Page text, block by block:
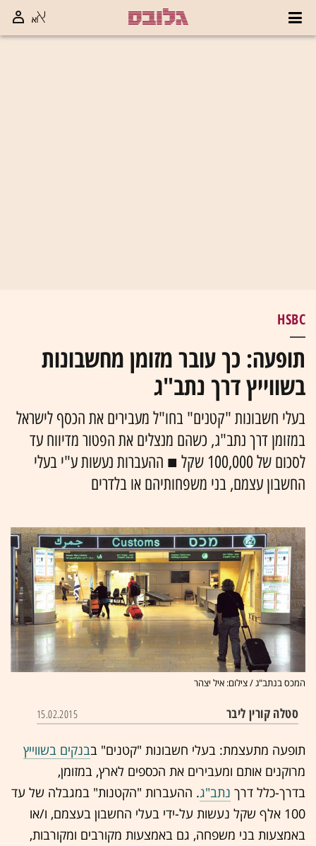
HSBC
תופעה: כך עובר מזומן מחשבונות
בשווייץ דרך נתב"ג
בעלי חשבונות "קטנים" בחו"ל מעבירים את הכסף לישראל
במזומן דרך נתב"ג, כשהם מנצלים את הפטור מדיווח עד
לסכום של 100,000 שקל ‏‎■‎‏ ההעברות נעשות ע"י בעלי
החשבון עצמם, בני משפחותיהם או בלדרים
המכס בנתב"ג / צילום: איל יצהר
סטלה קורין ליבר 15.02.2015
תופעה מתעצמת: בעלי חשבונות "קטנים" בבנקים בשווייץ
מרוקנים אותם ומעבירים את הכספים לארץ, במזומן,
בדרך-כלל דרך נתב"ג. ההעברות "הקטנות" במגבלה של עד
100 אלף שקל נעשות על-ידי בעלי החשבון בעצמם, ו/או
באמצעות בני משפחה, גם באמצעות מקורבים ומקורבות,